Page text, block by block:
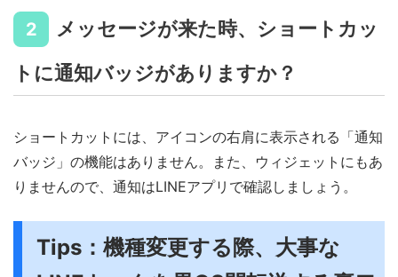
2
メッセージが来た時、ショートカッ
トに通知バッジがありますか？
ショートカットには、アイコンの右肩に表示される「通知
バッジ」の機能はありません。また、ウィジェットにもあ
りませんので、通知はLINEアプリで確認しましょう。
Tips：機種変更する際、大事な